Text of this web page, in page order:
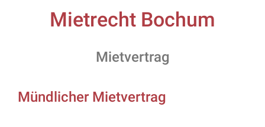
Mietrecht Bochum
Mietvertrag
Mündlicher Mietvertrag